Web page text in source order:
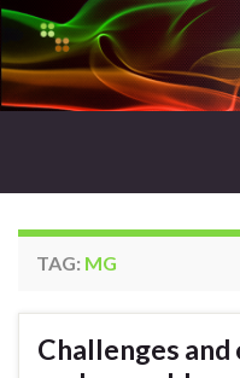
TAG: MG
Challenges